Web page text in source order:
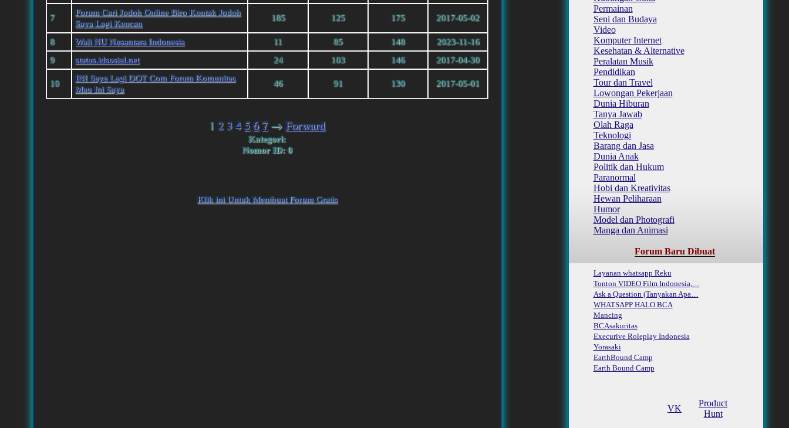
7
Forum Cari Jodoh Online Biro Kontak Jodoh
Saya Lagi Kencan
185 125 175 2017-05-02
8 Wali NU Nusantara Indonesia 11 85 148
2023-11-16
9
status.idsosial.net 24 103 146 2017-04-30
10
INI Saya Lagi DOT Com Forum Komunitas
Mau Ini Saya
46 91 130 2017-05-01
1234567 →Forward
Kategori:
Nomor ID: 0
Klik ini Untuk Membuat Forum Gratis
Permainan
Seni dan Budaya
Video
Komputer Internet
Kesehatan & Alternative
Peralatan Musik
Pendidikan
Tour dan Travel
Lowongan Pekerjaan
Dunia Hiburan
Tanya Jawab
Olah Raga
Teknologi
Barang dan Jasa
Dunia Anak
Politik dan Hukum
Paranormal
Hobi dan Kreativitas
Hewan Peliharaan
Humor
Model dan Photografi
Manga dan Animasi
Forum Baru Dibuat
Layanan whatsapp Reku
Tonton VIDEO Film Indonesia,…
Ask a Question (Tanyakan Apa…
WHATSAPP HALO BCA
Mancing
BCAsakuritas
Execurive Roleplay Indonesia
Yorasaki
EarthBound Camp
Earth Bound Camp
VK
Product
Hunt